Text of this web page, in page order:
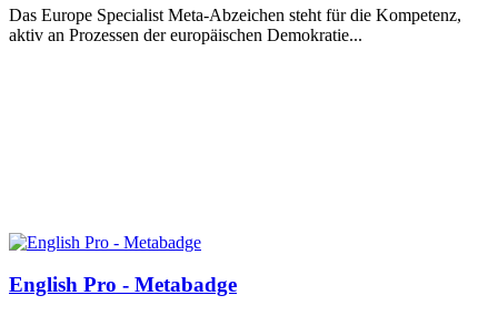
Das Europe Specialist Meta-Abzeichen steht für die Kompetenz,
aktiv an Prozessen der europäischen Demokratie...
English Pro - Metabadge